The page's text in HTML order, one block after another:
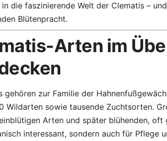
in die faszinierende Welt der Clematis –
Blütenpracht.
Arten im
gehören zur Familie der
Wildarten sowie tausende Zuchtsorten.
Arten und später blühenden,
interessant, sondern auch für Pflege